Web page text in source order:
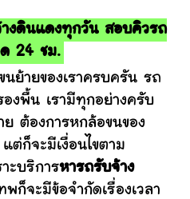
างดินแดงทุกวัน สอบคิวรถ
24 ชม.
ของเราครบครัน รถ
งพื้น เรามีทุกอย่างครับ
ต้องการหกล้อขนของ
ต่ก็จะมีเงื่อนไขตาม
ะบริการหารถรับจ้าง
พก็จะมีข้อจำกัดเรื่องเวลา